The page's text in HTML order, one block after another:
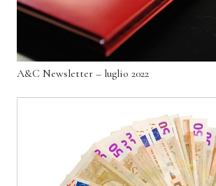
A&C Newsletter – luglio 2022